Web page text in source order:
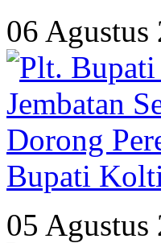
06 Agustus
Bupati
05 Agustus